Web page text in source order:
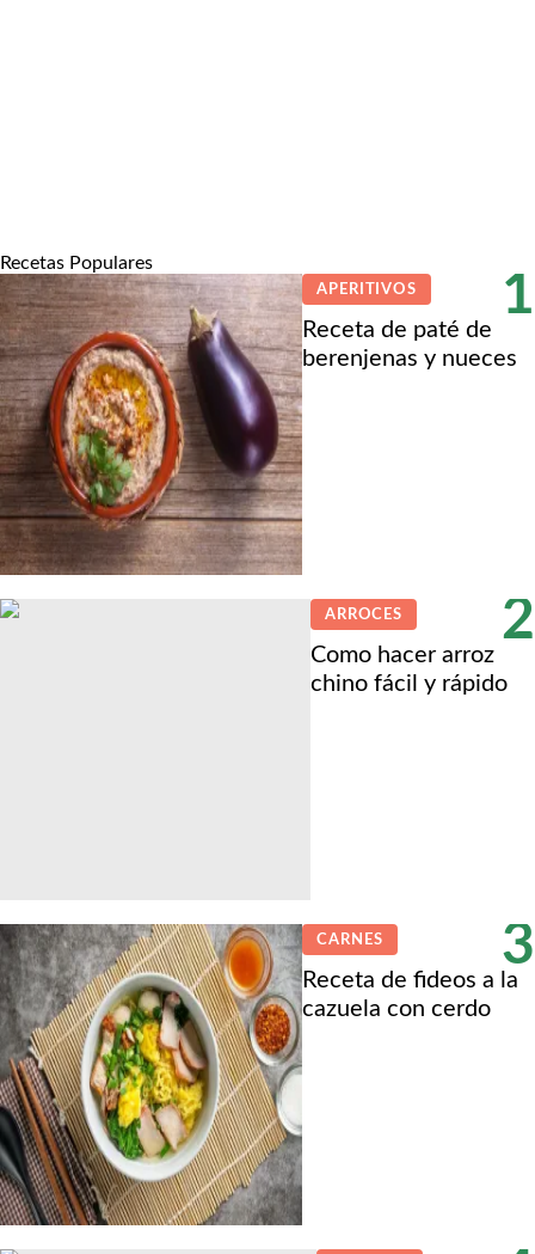
Recetas Populares
1
APERITIVOS
Receta de paté de
berenjenas y nueces
2
ARROCES
Como hacer arroz
chino fácil y rápido
3
CARNES
Receta de fideos a la
cazuela con cerdo